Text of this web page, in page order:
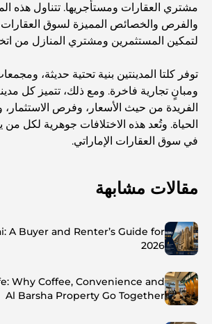
مشتري العقارات ومستأجريها. تتناول هذه
والفرص والخصائص المميزة لسوق
لتمكين المستثمرين ومشتري المنازل من
توفر كلتا المدينتين بنية تحتية حديثة،
ومبانٍ تجارية فاخرة. ومع ذلك، تتميز كل
الفريدة من حيث الأسعار، وفرص
الحياة. وتُعد هذه الاختلافات جوهرية لكل من
في سوق العقارات الإماراتي.
مقالات مشابهة
A Buyer and Renter’s Guide for
2026
Why Coffee, Convenience and
Al Barsha Property Go Together